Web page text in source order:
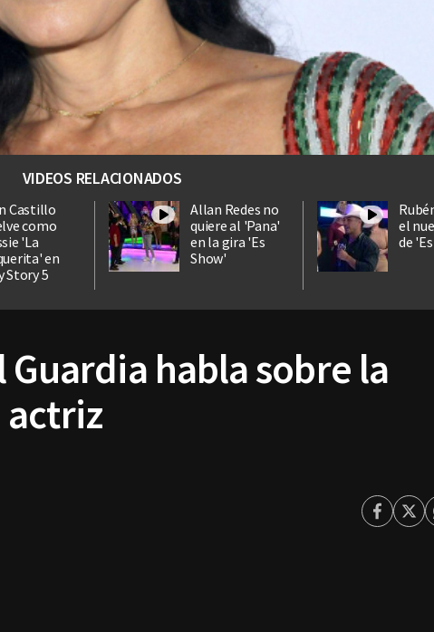
VIDEOS RELACIONADOS
Castillo
como
'La
en
Story 5
Allan Redes no
quiere al 'Pana'
en la gira 'Es
Show'
el
de
habla sobre la
actriz